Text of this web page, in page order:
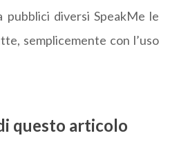
pubblici diversi SpeakMe le
semplicemente con l’uso
questo articolo